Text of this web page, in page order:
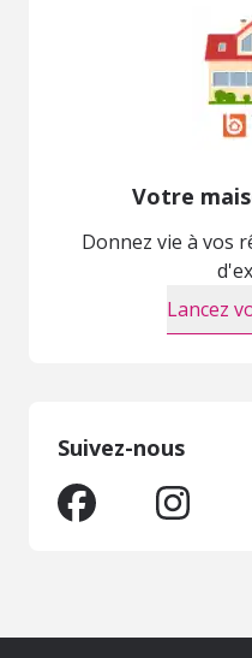
Votre
Donnez vie à vos
Lancez
Suivez-nous